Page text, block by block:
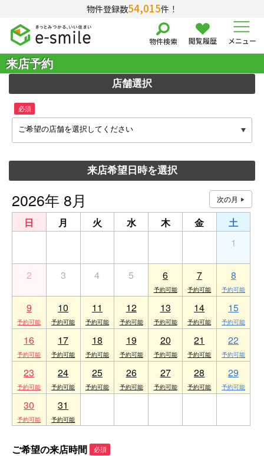
物件登録数54,015件！
物件検索 閲覧履歴 メニュー
来店予約
店舗選択
必須
ご希望の店舗を選択してください
来店希望日時を選択
2026年 8月
日 月 火 水 木 金
土
1
2 3 4 5 6 7 8
9 10 11 12 13 14 15
16 17 18 19 20 21 22
23 24 25 26 27 28 29
30 31
ご希望の来店時間 必須